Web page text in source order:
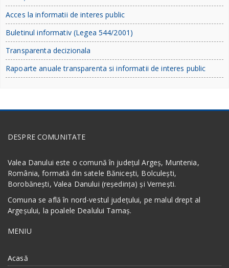
Acces la informatii de interes public
Buletinul informativ (Legea 544/2001)
Transparenta decizionala
Rapoarte anuale transparenta si informatii de interes public
DESPRE COMUNITATE
Valea Danului este o comună în județul Argeș, Muntenia,
România, formată din satele Bănicești, Bolculești,
Borobănești, Valea Danului (reședința) și Vernești.
Comuna se află în nord-vestul județului, pe malul drept al
Argeșului, la poalele Dealului Tamaș.
MENIU
Acasă